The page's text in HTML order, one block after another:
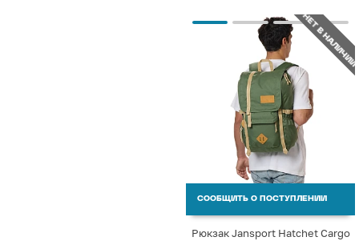
НЕТ В НАЛИЧИИ
СООБЩИТЬ О ПОСТУПЛЕНИИ
Рюкзак Jansport Hatchet Cargo